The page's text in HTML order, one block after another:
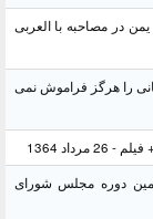
در مصاحبه با العربی
را هرگز فراموش نمی
1364
دوره مجلس شورای